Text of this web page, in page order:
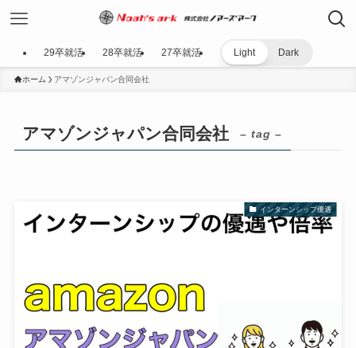
29卒就活 28卒就活 27卒就活 Light Dark
ホーム アマゾンジャパン合同会社
アマゾンジャパン合同会社 – tag –
インターンシップ優遇